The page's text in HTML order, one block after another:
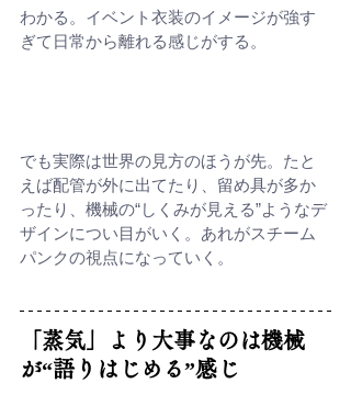
わかる。イベント衣装のイメージが強す
ぎて日常から離れる感じがする。
でも実際は世界の見方のほうが先。たと
えば配管が外に出てたり、留め具が多か
ったり、機械の“しくみが見える”ようなデ
ザインについ目がいく。あれがスチーム
パンクの視点になっていく。
「蒸気」より大事なのは機械
が“語りはじめる”感じ